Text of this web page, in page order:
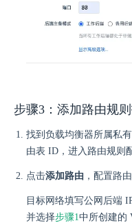
步骤3：添加路由规
找到负载均衡器所属私
由表 ID，进入路由规则
点击添加路由 ，配置路
目标网络填写公网后端
并选择步骤1 中所创建的